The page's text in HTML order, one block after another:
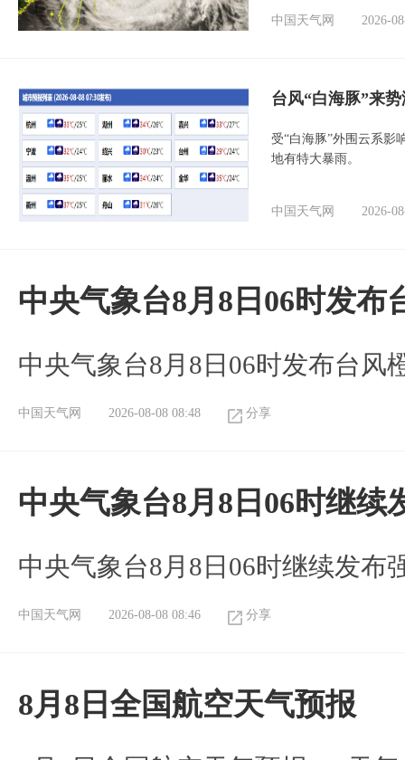
中国天气网
2026-
台风“白海豚”来
受“白海豚”外围云系影
地有特大暴雨。
中国天气网 2026-
中央气象台8月8日06时发布
中央气象台8月8日06时发布台风
中国天气网 2026-08-08 08:48 分享
中央气象台8月8日06时继
中央气象台8月8日06时继续发布
中国天气网 2026-08-08 08:46 分享
8月8日全国航空天气预报